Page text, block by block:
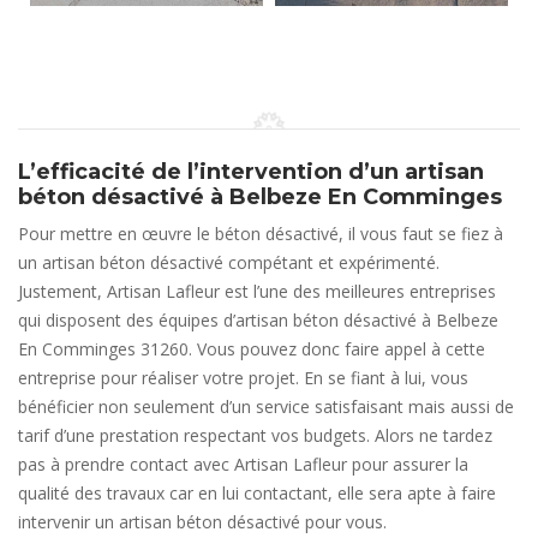
L’efficacité de l’intervention d’un artisan
béton désactivé à Belbeze En Comminges
Pour mettre en œuvre le béton désactivé, il vous faut se fiez à
un artisan béton désactivé compétant et expérimenté.
Justement, Artisan Lafleur est l’une des meilleures entreprises
qui disposent des équipes d’artisan béton désactivé à Belbeze
En Comminges 31260. Vous pouvez donc faire appel à cette
entreprise pour réaliser votre projet. En se fiant à lui, vous
bénéficier non seulement d’un service satisfaisant mais aussi de
tarif d’une prestation respectant vos budgets. Alors ne tardez
pas à prendre contact avec Artisan Lafleur pour assurer la
qualité des travaux car en lui contactant, elle sera apte à faire
intervenir un artisan béton désactivé pour vous.